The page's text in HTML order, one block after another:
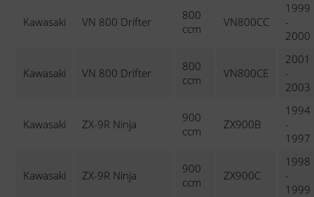
Kawasaki VN 800 Drifter
800
ccm
VN800CC
1999
-
2000
Kawasaki VN 800 Drifter
800
ccm
VN800CE
2001
-
2003
Kawasaki ZX-9R Ninja
900
ccm
ZX900B
1994
-
1997
Kawasaki ZX-9R Ninja
900
ccm
ZX900C
1998
-
1999